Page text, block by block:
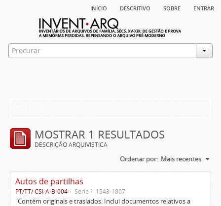
início descritivo sobre entrar
MOSTRAR 1 RESULTADOS
DESCRIÇÃO ARQUIVÍSTICA
Ordenar por: Mais recentes
Autos de partilhas
PT/TT/ CSI-A-B-004 Série 1543-1807
"Contém originais e traslados. Inclui documentos relativos a